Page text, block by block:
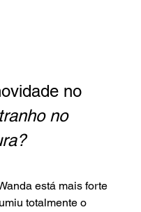
no
no
está mais forte
totalmente o